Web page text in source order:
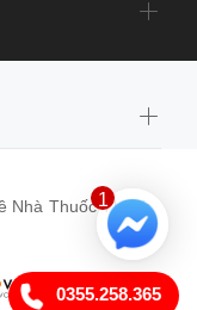
Nhà Thuốc Thanh
0355.258.365
1